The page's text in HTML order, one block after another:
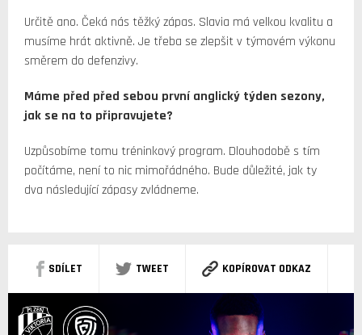
Určitě ano. Čeká nás těžký zápas. Slavia má velkou kvalitu a
musíme hrát aktivně. Je třeba se zlepšit v týmovém výkonu
směrem do defenzivy.
Máme před před sebou první anglický týden sezony,
jak se na to připravujete?
Uzpůsobíme tomu tréninkový program. Dlouhodobě s tím
počítáme, není to nic mimořádného. Bude důležité, jak ty
dva následující zápasy zvládneme.
SDÍLET TWEET KOPÍROVAT ODKAZ